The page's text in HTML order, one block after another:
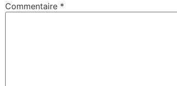
Commentaire *